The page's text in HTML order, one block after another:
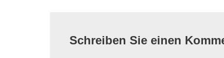
Schreiben Sie einen